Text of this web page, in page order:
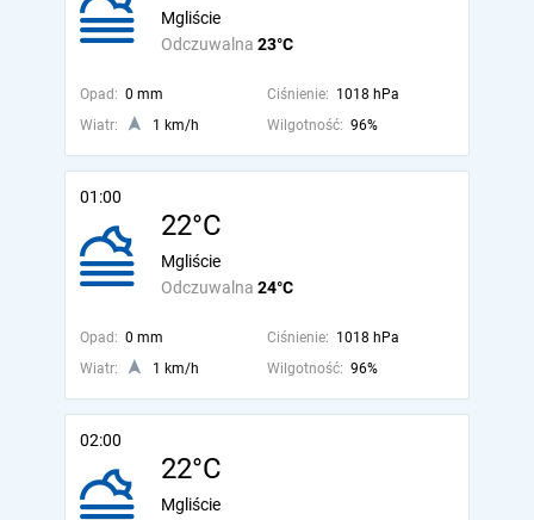
Odczuwalna 23°C
Mgliście
Opad: 0 mm Ciśnienie: 1018 hPa
Wiatr:
1 km/h Wilgotność: 96%
01:00
22°C
Odczuwalna 24°C
Mgliście
Opad: 0 mm Ciśnienie: 1018 hPa
Wiatr:
1 km/h Wilgotność: 96%
02:00
22°C
Mgliście